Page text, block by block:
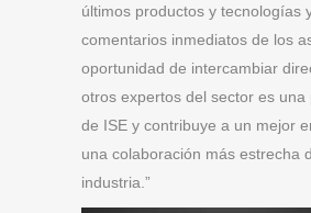
últimos productos y tecnologías
comentarios inmediatos de los
oportunidad de intercambiar
otros expertos del sector es una
de ISE y contribuye a un mejor
una colaboración más estrecha
industria.”